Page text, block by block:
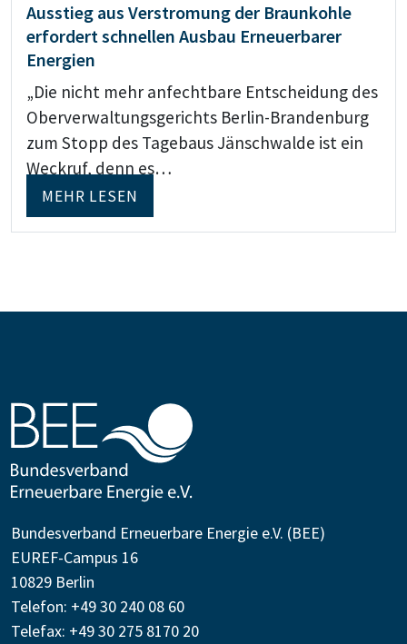
Ausstieg aus Verstromung der Braunkohle
erfordert schnellen Ausbau Erneuerbarer
Energien
„Die nicht mehr anfechtbare Entscheidung des
Oberverwaltungsgerichts Berlin-Brandenburg
zum Stopp des Tagebaus Jänschwalde ist ein
Weckruf, denn es…
MEHR LESEN
Bundesverband Erneuerbare Energie e.V. (BEE)
EUREF-Campus 16
10829 Berlin
Telefon: +49 30 240 08 60
Telefax: +49 30 275 8170 20